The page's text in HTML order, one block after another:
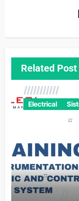
Related Post
Electrical